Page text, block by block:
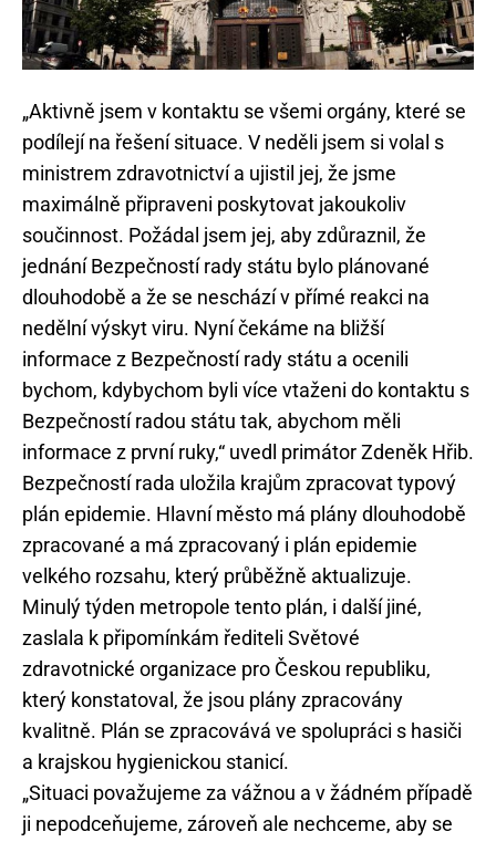
„Aktivně jsem v kontaktu se všemi orgány, které se
podílejí na řešení situace. V neděli jsem si volal s
ministrem zdravotnictví a ujistil jej, že jsme
maximálně připraveni poskytovat jakoukoliv
součinnost. Požádal jsem jej, aby zdůraznil, že
jednání Bezpečností rady státu bylo plánované
dlouhodobě a že se neschází v přímé reakci na
nedělní výskyt viru. Nyní čekáme na bližší
informace z Bezpečností rady státu a ocenili
bychom, kdybychom byli více vtaženi do kontaktu s
Bezpečností radou státu tak, abychom měli
informace z první ruky,“ uvedl primátor Zdeněk Hřib.
Bezpečností rada uložila krajům zpracovat typový
plán epidemie. Hlavní město má plány dlouhodobě
zpracované a má zpracovaný i plán epidemie
velkého rozsahu, který průběžně aktualizuje.
Minulý týden metropole tento plán, i další jiné,
zaslala k připomínkám řediteli Světové
zdravotnické organizace pro Českou republiku,
který konstatoval, že jsou plány zpracovány
kvalitně. Plán se zpracovává ve spolupráci s hasiči
a krajskou hygienickou stanicí.
„Situaci považujeme za vážnou a v žádném případě
ji nepodceňujeme, zároveň ale nechceme, aby se